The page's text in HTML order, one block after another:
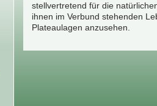
stellvertretend für die
ihnen im Verbund stehenden
Plateaulagen anzusehen.